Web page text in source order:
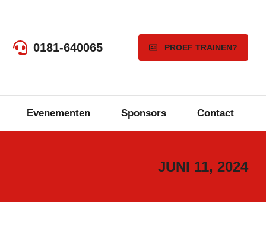
0181-640065 PROEF TRAINEN?
Evenementen Sponsors Contact
JUNI 11, 2024